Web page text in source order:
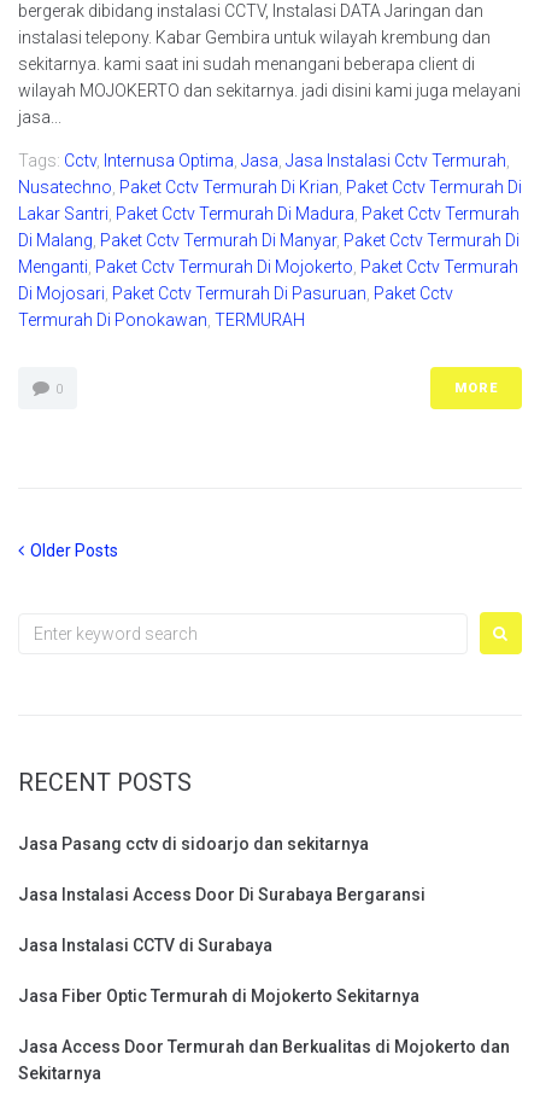
bergerak dibidang instalasi CCTV, Instalasi DATA Jaringan dan
instalasi telepony. Kabar Gembira untuk wilayah krembung dan
sekitarnya. kami saat ini sudah menangani beberapa client di
wilayah MOJOKERTO dan sekitarnya. jadi disini kami juga melayani
jasa...
Tags: Cctv, Internusa Optima Jasa Jasa Instalasi Cctv Termurah
Nusatechno Paket Cctv Termurah Di Krian Paket Cctv Termurah Di
Lakar Santri Paket Cctv Termurah Di Madura Paket Cctv Termurah
Di Malang Paket Cctv Termurah Di Manyar, Paket Cctv Termurah Di
Menganti Paket Cctv Termurah Di Mojokerto Paket Cctv Termurah
Di Mojosari Paket Cctv Termurah Di Pasuruan Paket Cctv
Termurah Di Ponokawan TERMURAH
0 MORE
Posts
Older
Older Posts
Search
RECENT POSTS
Jasa Pasang cctv di sidoarjo dan sekitarnya
Jasa Instalasi Access Door Di Surabaya Bergaransi
Jasa Instalasi CCTV di Surabaya
Jasa Fiber Optic Termurah di Mojokerto Sekitarnya
Jasa Access Door Termurah dan Berkualitas di Mojokerto dan
Sekitarnya